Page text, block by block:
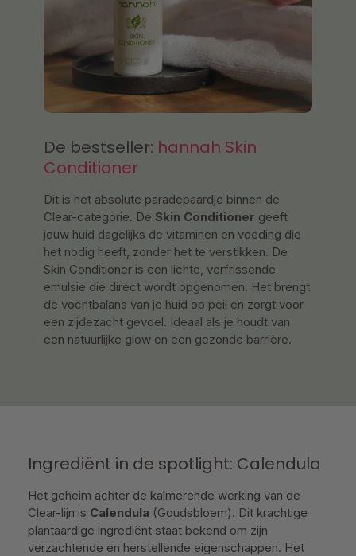
De bestseller: hannah Skin
Conditioner
Dit is het absolute paradepaardje binnen de
Clear-categorie. De Skin Conditioner geeft
jouw huid dagelijks de vitaminen en voeding die
het nodig heeft, zonder het te verstikken. De
Skin Conditioner is een lichte, verfrissende
emulsie die direct wordt opgenomen. Het brengt
de vochtbalans van je huid op peil en zorgt voor
een zijdezacht gevoel. Ideaal als je houdt van
een natuurlijke glow en een gezonde barrière.
Ingrediënt in de spotlight: Calendula
Het geheim achter de kalmerende werking van de
Clear-lijn is Calendula (Goudsbloem). Dit krachtige
plantaardige ingrediënt staat bekend om zijn
verzachtende en herstellende eigenschappen. Het